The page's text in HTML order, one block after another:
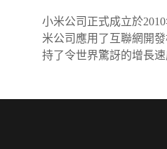
小米公司正式成立於
米公司應用了互聯網開
持了令世界驚訝的增長